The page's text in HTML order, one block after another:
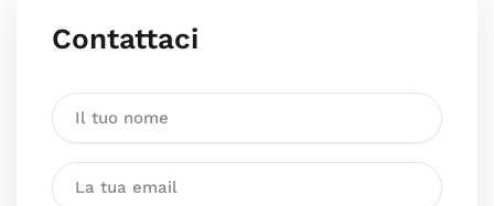
Contattaci